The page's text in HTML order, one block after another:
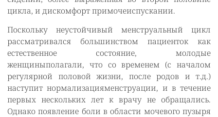
цикла, и дискомфорт примочеиспускании.
Поскольку неустойчивый менструальный цикл
рассматривался большинством пациенток как
естественное состояние, молодые
женщиныполагали, что со временем (с началом
регулярной половой жизни, после родов и т.д.)
наступит нормализацияменструации, и в течение
первых нескольких лет к врачу не обращались.
Однако появление боли в области мочевого пузыря